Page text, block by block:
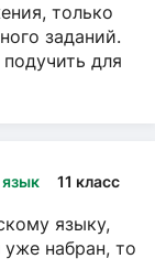
только
заданий.
для
язык 11 класс
языку,
набран, то